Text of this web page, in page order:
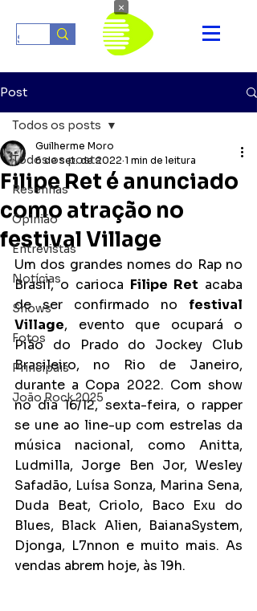
Post
Todos os posts
Resenhas
Opinião
Entrevistas
Notícias
Shows
Fotos
Principais
João Rock 2025
Todos os posts
Filipe Ret é anunciado
como atração no
festival Village
Guilherme Moro
6 de set. de 2022 1 min de leitura
Um dos grandes nomes do Rap no
Brasil, o carioca Filipe Ret acaba
de ser confirmado no festival
Village, evento que ocupará o
Pião do Prado do Jockey Club
Brasileiro, no Rio de Janeiro,
durante a Copa 2022. Com show
no dia 16/12, sexta-feira, o rapper
se une ao line-up com estrelas da
música nacional, como Anitta,
Ludmilla, Jorge Ben Jor, Wesley
Safadão, Luísa Sonza, Marina Sena,
Duda Beat, Criolo, Baco Exu do
Blues, Black Alien, BaianaSystem,
Djonga, L7nnon e muito mais. As
vendas abrem hoje, às 19h.
×